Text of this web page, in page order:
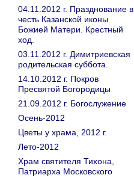
04.11.2012 г. Празднование в
честь Казанской иконы
Божией Матери. Крестный
ход.
03.11.2012 г. Димитриевская
родительская суббота.
14.10.2012 г. Покров
Пресвятой Богородицы
21.09.2012 г. Богослужение
Осень-2012
Цветы у храма, 2012 г.
Лето-2012
Храм святителя Тихона,
Патриарха Московского